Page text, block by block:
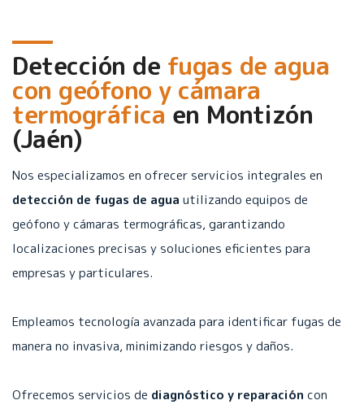
Detección de fugas de agua
con geófono y cámara
termográficaen Montizón
(Jaén)
Nos especializamos en ofrecer servicios integrales en
detección de fugas de agua utilizando equipos de
geófono y cámaras termográficas, garantizando
localizaciones precisas y soluciones eficientes para
empresas y particulares.
Empleamos tecnología avanzada para identificar fugas de
manera no invasiva, minimizando riesgos y daños.
Ofrecemos servicios de diagnóstico y reparación con